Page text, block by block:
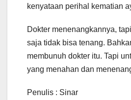
kenyataan perihal kematian
Dokter menenangkannya,
saja tidak bisa tenang.
membunuh dokter itu. Tapi
yang menahan dan
Penulis : Sinar